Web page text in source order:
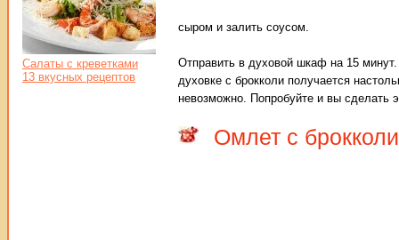
сыром и залить соусом.
Отправить в духовой шкаф на 15
духовке с брокколи получается
невозможно. Попробуйте и вы сделать
Омлет с брокколи
Салаты с креветками
13 вкусных рецептов